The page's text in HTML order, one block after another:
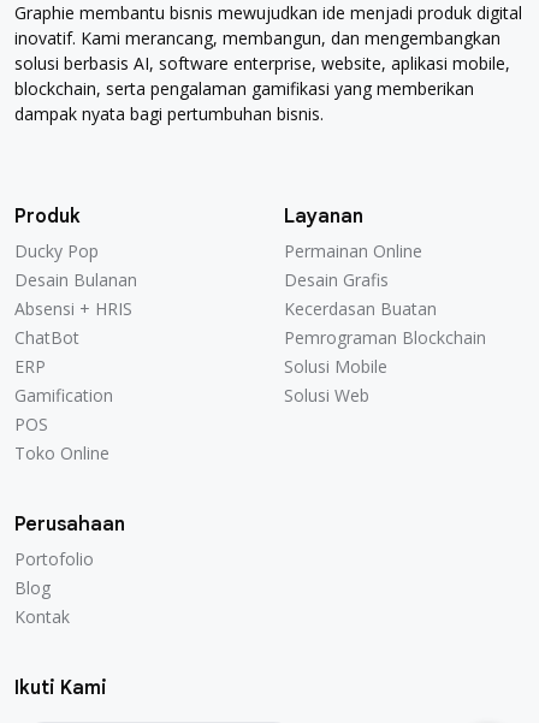
Graphie membantu bisnis mewujudkan ide menjadi produk digital
inovatif. Kami merancang, membangun, dan mengembangkan
solusi berbasis AI, software enterprise, website, aplikasi mobile,
blockchain, serta pengalaman gamifikasi yang memberikan
dampak nyata bagi pertumbuhan bisnis.
Produk
Ducky Pop
Ducky Pop
Desain Bulanan
Desain Bulanan
Absensi + HRIS
Absensi + HRIS
ChatBot
ChatBot
ERP
ERP
Gamification
Gamification
POS
POS
Toko Online
Layanan
Permainan Online
Permainan Online
Desain Grafis
Desain Grafis
Kecerdasan Buatan
Kecerdasan Buatan
Pemrograman Blockchain
Pemrograman Blockchain
Solusi Mobile
Solusi Mobile
Solusi Web
Perusahaan
Portofolio
Portofolio
Blog
Blog
Kontak
Ikuti Kami